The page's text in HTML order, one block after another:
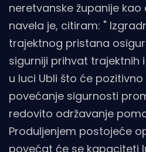
neretvanske županije
navela je, citiram: "
trajektnog pristana
sigurniji prihvat trajektnih
u luci Ubli što će
povećanje sigurnosti
redovito održavanje
Produljenjem postojeće
povećat će se kapaciteti